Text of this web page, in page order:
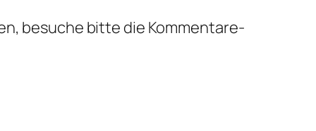
besuche bitte die Kommentare-